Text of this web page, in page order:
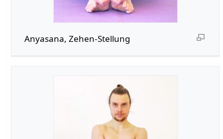
Anyasana, Zehen-Stellung